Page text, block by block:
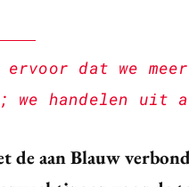
ervoor dat we
we handelen uit
de aan Blauw